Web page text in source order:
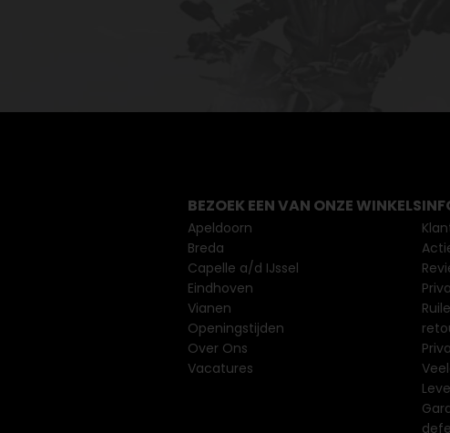
BEZOEK EEN VAN ONZE WINKELS
Apeldoorn
Breda
Capelle a/d IJssel
Eindhoven
Vianen
Openingstijden
Over Ons
Vacatures